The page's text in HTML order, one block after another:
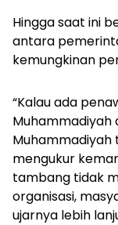
Hingga saat ini
antara
kemungkinan
“Kalau ada
Muhammadiyah
mengukur
tambang tidak
organisasi,
ujarnya lebih